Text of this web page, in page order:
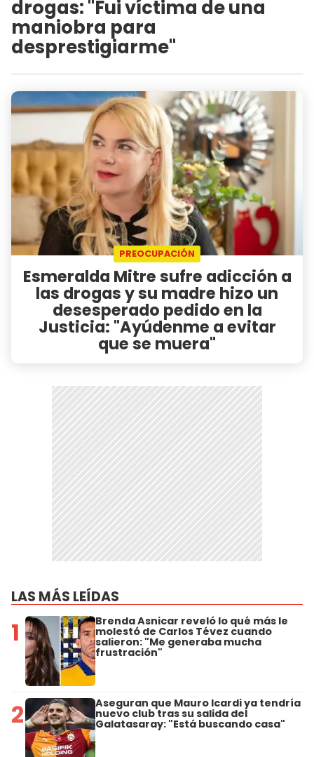
drogas: "Fui víctima de una
maniobra para
desprestigiarme"
PREOCUPACIÓN
Esmeralda Mitre sufre adicción a
las drogas y su madre hizo un
desesperado pedido en la
Justicia: "Ayúdenme a evitar
que se muera"
LAS MÁS LEÍDAS
1 Brenda Asnicar reveló lo qué más le
molestó de Carlos Tévez cuando
salieron: "Me generaba mucha
frustración"
2 Aseguran que Mauro Icardi ya tendría
nuevo club tras su salida del
Galatasaray: "Está buscando casa"